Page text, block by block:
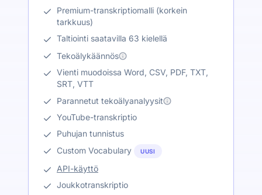
Premium-transkriptiomalli (korkein
tarkkuus)
Taltiointi saatavilla 63 kielellä
Tekoälykäännös
Vienti muodoissa Word, CSV, PDF, TXT,
SRT, VTT
Parannetut tekoälyanalyysit
YouTube-transkriptio
Puhujan tunnistus
Custom Vocabulary
UUSI
API-käyttö
Joukkotranskriptio